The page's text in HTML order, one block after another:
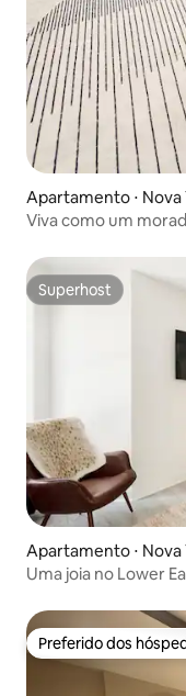
Apartamento ⋅ Nova
Viva como um
Superhost
Superhost
Apartamento ⋅ Nova
Uma joia no Lower
Preferido dos
Preferido dos